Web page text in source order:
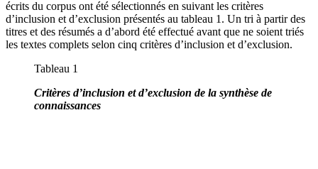
écrits du corpus ont été sélectionnés en suivant les critères
d’inclusion et d’exclusion présentés au tableau 1. Un tri à partir des
titres et des résumés a d’abord été effectué avant que ne soient triés
les textes complets selon cinq critères d’inclusion et d’exclusion.
Tableau 1
Critères d’inclusion et d’exclusion de la synthèse de
connaissances